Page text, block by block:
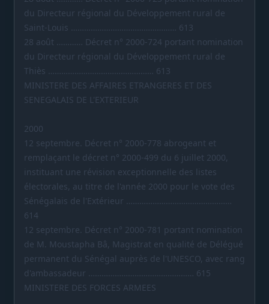
du Directeur régional du Développement rural de
Saint-Louis ………………………………………… 613
28 août ………… Décret n° 2000-724 portant nomination
du Directeur régional du Développement rural de
Thiès ………………………………………… 613
MINISTERE DES AFFAIRES ETRANGERES ET DES
SENEGALAIS DE L'EXTERIEUR
2000
12 septembre. Décret n° 2000-778 abrogeant et
remplaçant le décret n° 2000-499 du 6 juillet 2000,
instituant une révision exceptionnelle des listes
électorales, au titre de l'année 2000 pour le vote des
Sénégalais de l'Extérieur …………………………………………
614
12 septembre. Décret n° 2000-781 portant nomination
de M. Moustapha Bâ, Magistrat en qualité de Délégué
permanent du Sénégal auprès de l'UNESCO, avec rang
d'ambassadeur ………………………………………… 615
MINISTERE DES FORCES ARMEES